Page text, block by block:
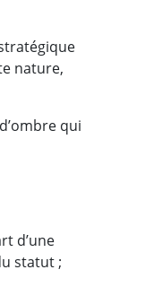
nature,
qui
d’une
statut ;